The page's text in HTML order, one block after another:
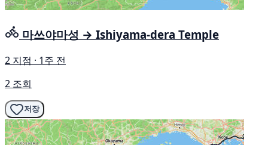
마쓰야마성 → Ishiyama-dera Temple
2 지점 · 1주 전
2 조회
저장